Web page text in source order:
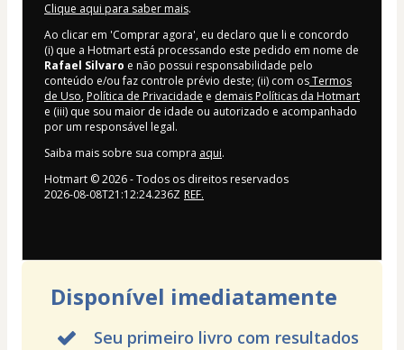
Clique aqui para saber mais.
Ao clicar em 'Comprar agora', eu declaro que li e concordo
(i) que a Hotmart está processando este pedido em nome de
Rafael Silvaro e não possui responsabilidade pelo
conteúdo e/ou faz controle prévio deste; (ii) com osTermos
de Uso, Política de Privacidade e demais Políticas da Hotmart
e (iii) que sou maior de idade ou autorizado e acompanhado
por um responsável legal.
Saiba mais sobre sua compra aqui.
Hotmart ©2026- Todos os direitos reservados
2026-08-08T21:12:24.236Z REF.
Disponível imediatamente
Seu primeiro livro com resultados